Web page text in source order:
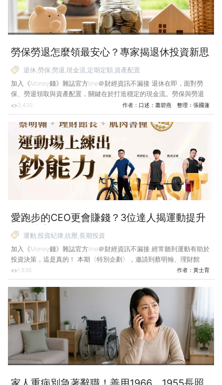
勞保勞退怎麼領最安心？專家揭退休投資新思
維 4關鍵打造現金流！
退休,勞保,勞退,現金流,定期定額,資產配置
加入《Money錢》雜誌官方line＠財經資訊不漏接 退休在即，面對勞
保、勞退領取與資產配置，關鍵在於打造穩定的現金流。勞保與勞退的
月領如泉水，搭配紀律投資，方能讓退休生活無慮，並在股市波動中
「仰天長笑」。 常有投資朋友問我，快要退休了，勞保與勞退該月領
還是一次領？最近就有一位59歲，明年將退休的朋友面臨勞保該一次領
出220萬元（概估），還是月領2萬元？如果一次領出來投入股市，該
買元大台灣50（0050）還是台股基金？是該豪氣地「All in」還是定期
定額？ 看著大家為了這筆辛苦錢糾結，我最想提醒的一句話就是：人
到退休，真的需要有一筆穩定的收入與可以拿
3,430 作者： 口述：蕭碧燕 整理：張國蓮
愛跑步的CEO更會賺錢？3位達人揭運動提升
投資勝率的關鍵！
運動,投資紀律,抗壓,長期投資
加入《Money錢》雜誌官方line＠財經資訊不漏接 經常聽到運動有助於
投資決策，這是真的！ 本期〈特別企劃〉，邀請到蔡明翰、理財館長
與肌肉書僮3位理財達人，由他們親自實證運動對投資決策的幫助，以
及從運動中領悟到的投資心法。 他們從日常鍛鍊中累積抗壓性，將其
轉化成控管資金、堅守長線配置和果斷執行交易的策略與紀律，養足抵
抗市場雜訊、波動的底氣與能力。 評估一位CEO的決策能力，除了看
財報、策略與領導表現，還能看什麼？德國學者Limbach與
Sonnenburg提供了一個出人意料的觀察角度：跑鞋。 他們追蹤標普
1500家企業後發現，曾完成馬拉松的CE
1,836 作者： 黃士育